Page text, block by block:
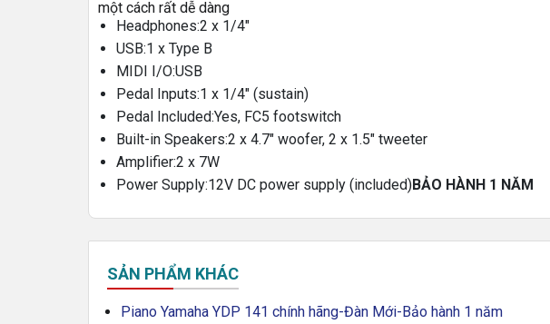
một cách rất dễ dàng
Headphones:2 x 1/4″
USB:1 x Type B
MIDI I/O:USB
Pedal Inputs:1 x 1/4″ (sustain)
Pedal Included:Yes, FC5 footswitch
Built-in Speakers:2 x 4.7″ woofer, 2 x 1.5″ tweeter
Amplifier:2 x 7W
Power Supply:12V DC power supply (included)BẢO HÀNH 1 NĂM
SẢN PHẨM KHÁC
Piano Yamaha YDP 141 chính hãng-Đàn Mới-Bảo hành 1 năm